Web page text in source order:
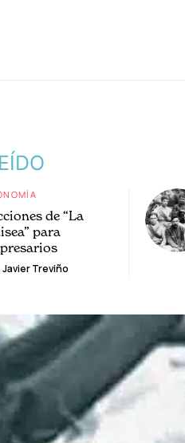
de “La
para
Javier Treviño